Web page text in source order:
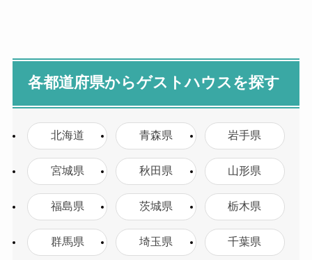
各都道府県からゲストハウスを探す
北海道 青森県 岩手県
宮城県 秋田県 山形県
福島県 茨城県 栃木県
群馬県 埼玉県 千葉県